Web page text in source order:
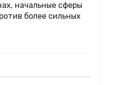
начальные сферы
более сильных